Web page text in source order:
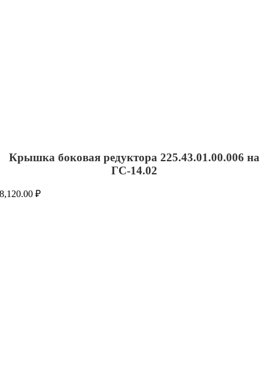
Крышка боковая редуктора 225.43.01.00.006 на
ГС-14.02
8,120.00₽